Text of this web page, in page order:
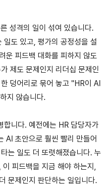
성격의 일이 섞여 있습니다.
도 있고, 평가의 공정성을 설
운 피드백 대화를 피하지 않도
제도 문제인지 리더십 문제인
덩어리로 묶어 놓고 "HR이 AI
지 않습니다.
합니다. 예전에는 HR 담당자가
AI 초안으로 훨씬 빨리 만들어
는 일도 더 또렷해졌습니다. 누
피드백을 지금 해야 하는지,
문제인지 판단하는 일입니다.